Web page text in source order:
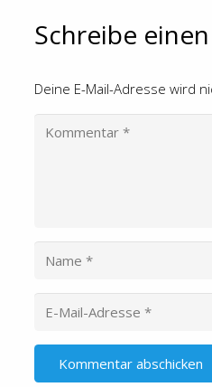
Schreibe
Deine E-Mail-Adresse wird
Kommentar abschicken